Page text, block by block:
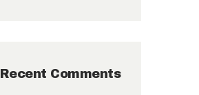
Recent Comments